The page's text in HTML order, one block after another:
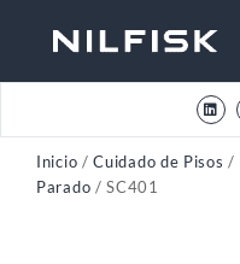
Inicio /Cuidado de Pisos /
Parado / SC401